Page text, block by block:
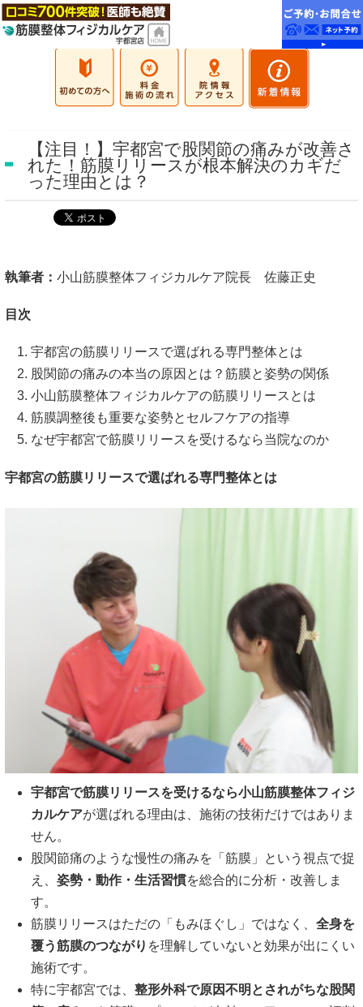
【注目！】宇都宮で股関節の痛みが改善さ
れた！筋膜リリースが根本解決のカギだ
った理由とは？
執筆者： 小山筋膜整体フィジカルケア院長 佐藤正史
目次
宇都宮の筋膜リリースで選ばれる専門整体とは
股関節の痛みの本当の原因とは？筋膜と姿勢の関係
小山筋膜整体フィジカルケアの筋膜リリースとは
筋膜調整後も重要な姿勢とセルフケアの指導
なぜ宇都宮で筋膜リリースを受けるなら当院なのか
宇都宮の筋膜リリースで選ばれる専門整体とは
宇都宮で筋膜リリースを受けるなら小山筋膜整体フィジ
カルケアが選ばれる理由は、施術の技術だけではありま
せん。
股関節痛のような慢性の痛みを「筋膜」という視点で捉
え、 姿勢・動作・生活習慣を総合的に分析・改善しま
す。
筋膜リリースはただの「もみほぐし」ではなく、 全身を
覆う筋膜のつながり を理解していないと効果が出にくい
施術です。
特に宇都宮では、 整形外科で原因不明とされがちな股関